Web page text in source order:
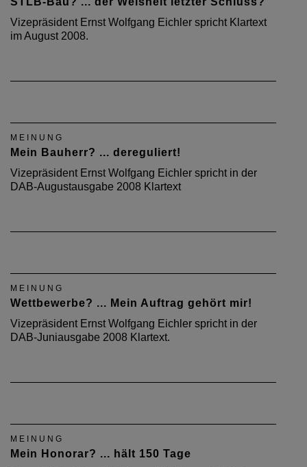
Vizepräsident Ernst Wolfgang Eichler spricht Klartext
im August 2008.
MEINUNG
Mein Bauherr? ... dereguliert!
Vizepräsident Ernst Wolfgang Eichler spricht in der
DAB-Augustausgabe 2008 Klartext
MEINUNG
Wettbewerbe? ... Mein Auftrag gehört mir!
Vizepräsident Ernst Wolfgang Eichler spricht in der
DAB-Juniausgabe 2008 Klartext.
MEINUNG
Mein Honorar? ... hält 150 Tage